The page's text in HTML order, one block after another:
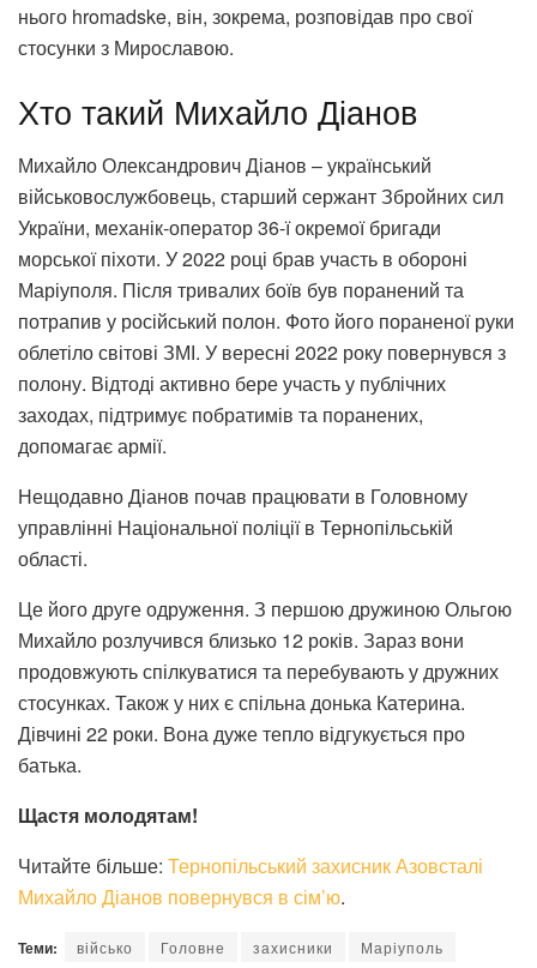
нього hromadske, він, зокрема, розповідав про свої
стосунки з Мирославою.
Хто такий Михайло Діанов
Михайло Олександрович Діанов – український
військовослужбовець, старший сержант Збройних сил
України, механік-оператор 36-ї окремої бригади
морської піхоти. У 2022 році брав участь в обороні
Маріуполя. Після тривалих боїв був поранений та
потрапив у російський полон. Фото його пораненої руки
облетіло світові ЗМІ. У вересні 2022 року повернувся з
полону. Відтоді активно бере участь у публічних
заходах, підтримує побратимів та поранених,
допомагає армії.
Нещодавно Діанов почав працювати в Головному
управлінні Національної поліції в Тернопільській
області.
Це його друге одруження. З першою дружиною Ольгою
Михайло розлучився близько 12 років. Зараз вони
продовжують спілкуватися та перебувають у дружних
стосунках. Також у них є спільна донька Катерина.
Дівчині 22 роки. Вона дуже тепло відгукується про
батька.
Щастя молодятам!
Читайте більше: Тернопільський захисник Азовсталі
Михайло Діанов повернувся в сім’ю.
Теми: військо Головне захисники Маріуполь